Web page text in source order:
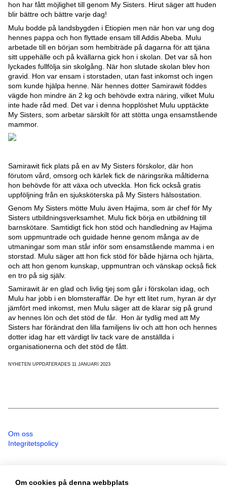
hon har fått möjlighet till genom My Sisters. Hirut säger att huden
blir bättre och bättre varje dag!
Mulu bodde på landsbygden i Etiopien men när hon var ung dog
hennes pappa och hon flyttade ensam till Addis Abeba. Mulu
arbetade till en början som hembiträde på dagarna för att tjäna
sitt uppehälle och på kvällarna gick hon i skolan. Det var så hon
lyckades fullfölja sin skolgång. När hon slutade skolan blev hon
gravid. Hon var ensam i storstaden, utan fast inkomst och ingen
som kunde hjälpa henne. När hennes dotter Samirawit föddes
vägde hon mindre än 2 kg och behövde extra näring, vilket Mulu
inte hade råd med. Det var i denna hopplöshet Mulu upptäckte
My Sisters, som arbetar särskilt för att stötta unga ensamstående
mammor.
Samirawit fick plats på en av My Sisters förskolor, där hon
förutom vård, omsorg och kärlek fick de näringsrika måltiderna
hon behövde för att växa och utveckla. Hon fick också gratis
uppföljning från en sjuksköterska på My Sisters hälsostation.
Genom My Sisters mötte Mulu även Hajima, som är chef för My
Sisters utbildningsverksamhet. Mulu fick börja en utbildning till
barnskötare. Samtidigt fick hon stöd och handledning av Hajima
som uppmuntrade och guidade henne genom många av de
utmaningar som man står inför som ensamstående mamma i en
storstad. Mulu säger att hon fick stöd för både hjärna och hjärta,
och att hon genom kunskap, uppmuntran och vänskap också fick
en tro på sig själv.
Samirawit är en glad och livlig tjej som går i förskolan idag, och
Mulu har jobb i en blomsteraffär. De hyr ett litet rum, hyran är dyr
jämfört med inkomst, men Mulu säger att de klarar sig på grund
av hennes lön och det stöd de får. Hon är tydlig med att My
Sisters har förändrat den lilla familjens liv och att hon och hennes
dotter idag har ett värdigt liv tack vare de anställda i
organisationerna och det stöd de fått.
NYHETEN UPPDATERADES 11 JANUARI 2023
Om oss
Integritetspolicy
08 - 587 499 00
Om cookies på denna webbplats